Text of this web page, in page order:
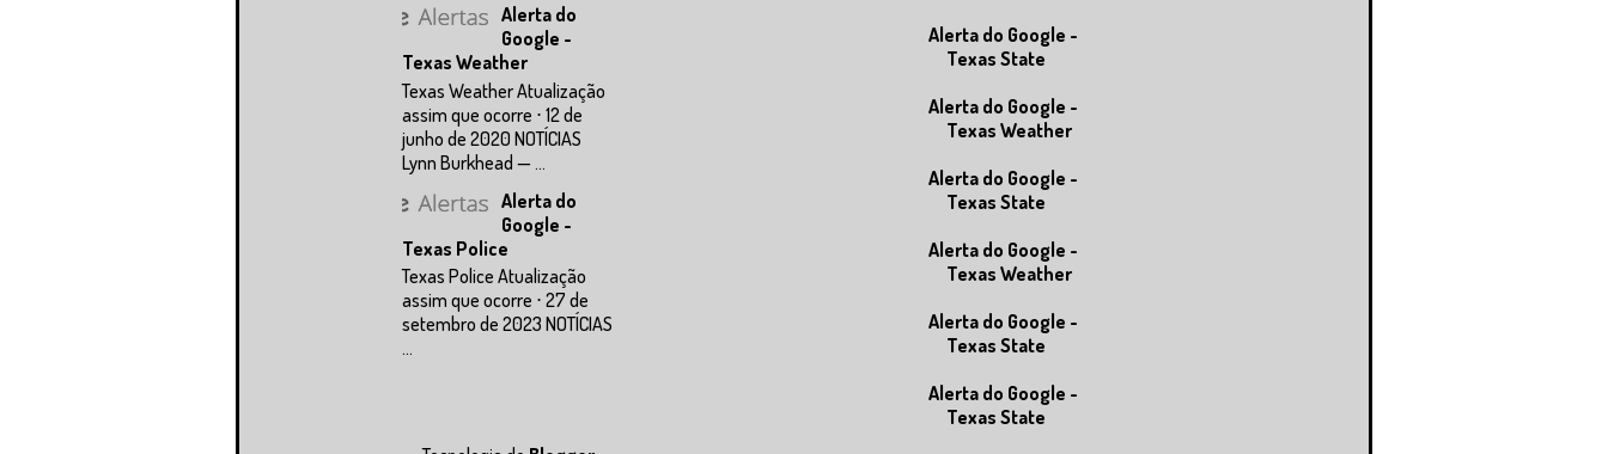
Alerta do
Google -
Texas Weather
Texas Weather Atualização
assim que ocorre ⋅ 12 de
junho de 2020 NOTÍCIAS
Lynn Burkhead — ...
Alerta do
Google -
Texas Police
Texas Police Atualização
assim que ocorre ⋅ 27 de
setembro de 2023 NOTÍCIAS
...
Alerta do Google -
Texas State
Alerta do Google -
Texas Weather
Alerta do Google -
Texas State
Alerta do Google -
Texas Weather
Alerta do Google -
Texas State
Alerta do Google -
Texas State